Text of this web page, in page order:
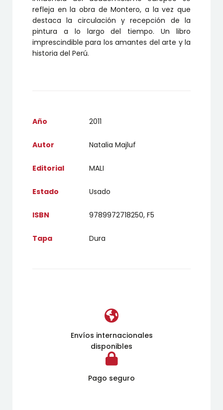
refleja en la obra de Montero, a la vez que
destaca la circulación y recepción de la
pintura a lo largo del tiempo. Un libro
imprescindible para los amantes del arte y la
historia del Perú.
Año 2011
Autor Natalia Majluf
Editorial MALI
Estado Usado
ISBN 9789972718250, F5
Tapa Dura
Envíos internacionales
disponibles
Pago seguro